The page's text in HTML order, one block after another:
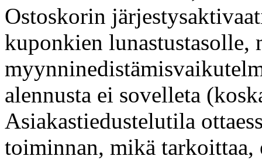
Ostoskorin
kuponkien lunastustasolle,
alennusta ei sovelleta
Asiakastiedustelutila
toiminnan, mikä tarkoittaa,